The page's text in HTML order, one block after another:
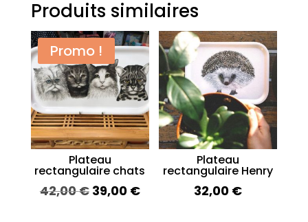
Produits similaires
Promo !
Plateau
rectangulaire chats
42,00€ Le
39,00 €Le
Plateau
rectangulaire Henry
32,00 €